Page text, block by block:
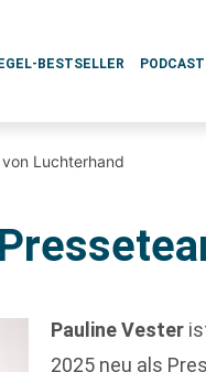
BESTSELLER PODCAST
Luchterhand
Pauline Vester
2025 neu als